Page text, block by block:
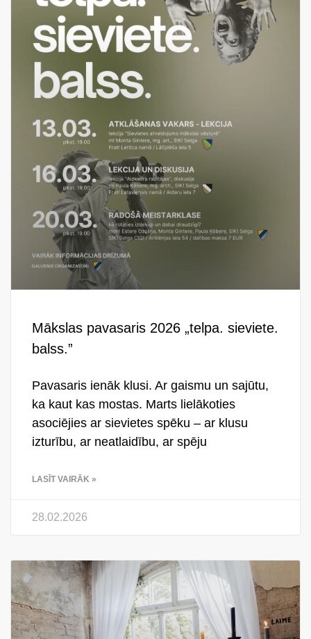
Mākslas pavasaris 2026 „telpa. sieviete.
balss.”
Pavasaris ienāk klusi. Ar gaismu un sajūtu,
ka kaut kas mostas. Marts lielākoties
asociējies ar sievietes spēku – ar klusu
izturību, ar neatlaidību, ar spēju
LASĪT VAIRĀK »
28.02.2026